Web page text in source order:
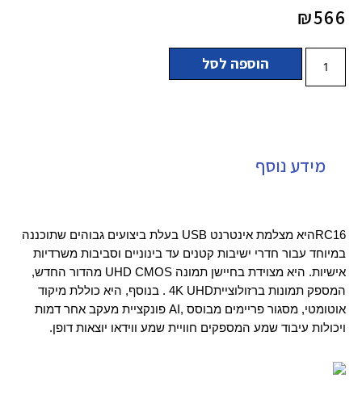
₪566
הוספה לסל
מידע נוסף
RC16היא מצלמת אינטרנט USB בעלת ביצועים גבוהים שתוכננה
במיוחד עבור חדרי ישיבות קטנים עד בינוניים וסביבות משרדיות
אישיות. היא מצוידת בחיישן תמונה UHD CMOS מהדור החדש,
המספק תמונות ברזולוציית4K UHD . בנוסף, היא כוללת מיקוד
אוטומטי, מסגור פריימים מבוסס ,AI פונקציית מעקב אחר דמות
ויכולות עיבוד שמע המספקים חוויית שמע ווידאו יוצאות דופן.